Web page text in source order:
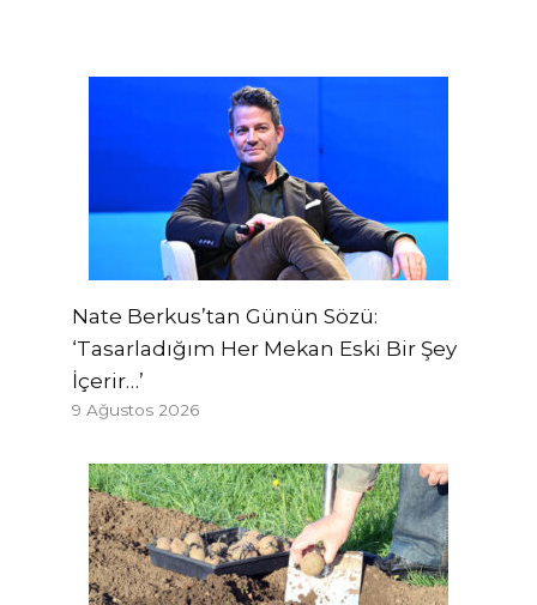
Nate Berkus’tan Günün Sözü:
‘Tasarladığım Her Mekan Eski Bir Şey
İçerir…’
9 Ağustos 2026